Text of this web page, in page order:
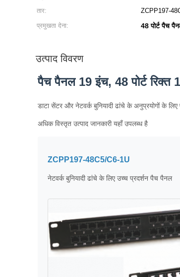
तार:
ZCPP197-
प्रमुखता देना:
48 पोर्ट पैच
उत्पाद विवरण
पैच पैनल 19 इंच, 48 पोर्ट
डाटा सेंटर और नेटवर्क बुनियादी ढांचे के अनुप्रयोगों के लिए
अधिक विस्तृत उत्पाद जानकारी यहाँ उपलब्ध है
ZCPP197-48C5/C6-1U
नेटवर्क बुनियादी ढांचे के लिए उच्च प्रदर्शन पैच पैनल